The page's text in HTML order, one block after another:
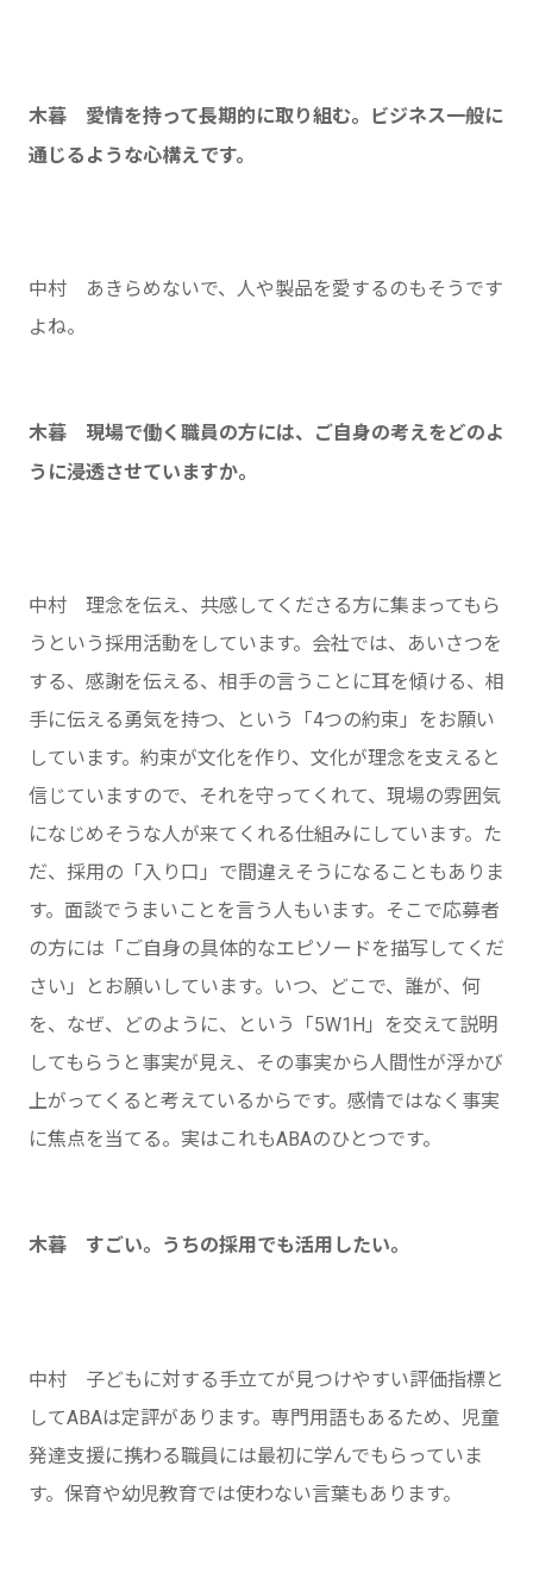
木暮 愛情を持って長期的に取り組む。ビジネス一般に
通じるような心構えです。
中村 あきらめないで、人や製品を愛するのもそうです
よね。
木暮 現場で働く職員の方には、ご自身の考えをどのよ
うに浸透させていますか。
中村 理念を伝え、共感してくださる方に集まってもら
うという採用活動をしています。会社では、あいさつを
する、感謝を伝える、相手の言うことに耳を傾ける、相
手に伝える勇気を持つ、という「4つの約束」をお願い
しています。約束が文化を作り、文化が理念を支えると
信じていますので、それを守ってくれて、現場の雰囲気
になじめそうな人が来てくれる仕組みにしています。た
だ、採用の「入り口」で間違えそうになることもありま
す。面談でうまいことを言う人もいます。そこで応募者
の方には「ご自身の具体的なエピソードを描写してくだ
さい」とお願いしています。いつ、どこで、誰が、何
を、なぜ、どのように、という「5W1H」を交えて説明
してもらうと事実が見え、その事実から人間性が浮かび
上がってくると考えているからです。感情ではなく事実
に焦点を当てる。実はこれもABAのひとつです。
木暮 すごい。うちの採用でも活用したい。
中村 子どもに対する手立てが見つけやすい評価指標と
してABAは定評があります。専門用語もあるため、児童
発達支援に携わる職員には最初に学んでもらっていま
す。保育や幼児教育では使わない言葉もあります。